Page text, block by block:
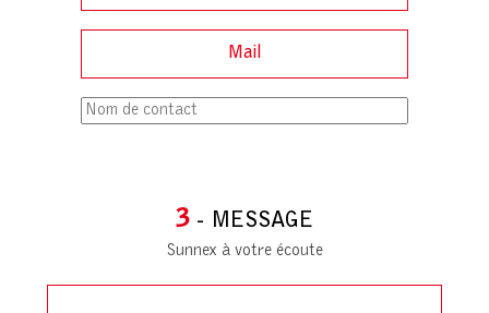
3 - MESSAGE
Sunnex à votre écoute